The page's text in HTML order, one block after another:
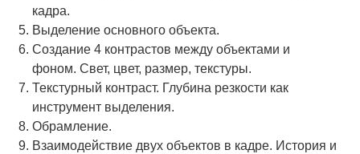
кадра.
Выделение основного объекта.
Создание 4 контрастов между объектами и
фоном. Свет, цвет, размер, текстуры.
Текстурный контраст. Глубина резкости как
инструмент выделения.
Обрамление.
Взаимодействие двух объектов в кадре. История и